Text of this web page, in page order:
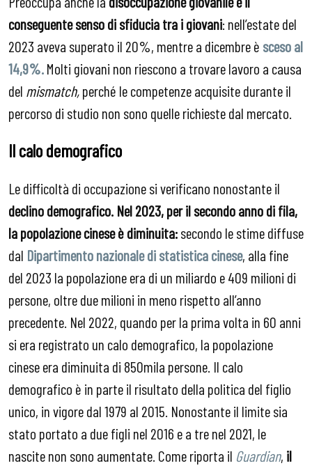
conseguente senso di sfiducia tra i giovani: nell’estate del
2023 aveva superato il 20%, mentre a dicembre è sceso al
14,9%.Molti giovani non riescono a trovare lavoro a causa
del mismatch,perché le competenze acquisite durante il
percorso di studio non sono quelle richieste dal mercato.
Il calo demografico
Le difficoltà di occupazione si verificano nonostante il
declino demografico. Nel 2023, per il secondo anno di fila,
la popolazione cinese è diminuita:secondo le stime diffuse
dal Dipartimento nazionale di statistica cinese, alla fine
del 2023 la popolazione era di un miliardo e 409 milioni di
persone, oltre due milioni in meno rispetto all’anno
precedente. Nel 2022, quando per la prima volta in 60 anni
si era registrato un calo demografico, la popolazione
cinese era diminuita di 850mila persone. Il calo
demografico è in parte il risultato della politica del figlio
unico, in vigore dal 1979 al 2015. Nonostante il limite sia
stato portato a due figli nel 2016 e a tre nel 2021, le
nascite non sono aumentate. Come riporta il Guardian, il